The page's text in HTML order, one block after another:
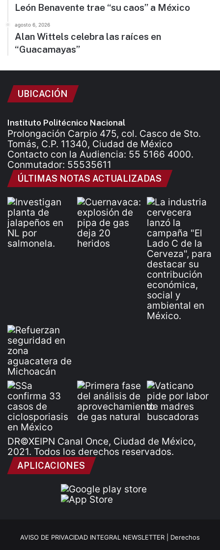
León Benavente trae “su caos” a México
agosto 6, 2026
Alan Wittels celebra las raíces en
“Guacamayas”
UBICACIÓN
Instituto Politécnico Nacional
Prolongación Carpio 475, col. Casco de Sto.
Tomás, C.P. 11340, Ciudad de México
Contacto con la Audiencia: 55 5166 4000.
Conmutador: 55535611
ÚLTIMAS NOTAS ACTUALIZADAS
DR©XEIPN Canal Once, Ciudad de México,
2021. Todos los derechos reservados.
APLICACIONES
AVISO DE PRIVACIDAD INTEGRAL NEWSLETTER | Derechos